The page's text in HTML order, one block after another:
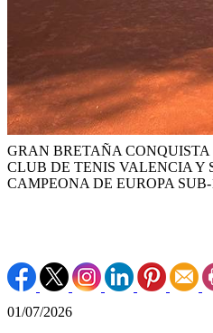
GRAN BRETAÑA
CLUB DE TENIS VALENCIA Y
CAMPEONA DE EUROPA SUB-
01/07/2026